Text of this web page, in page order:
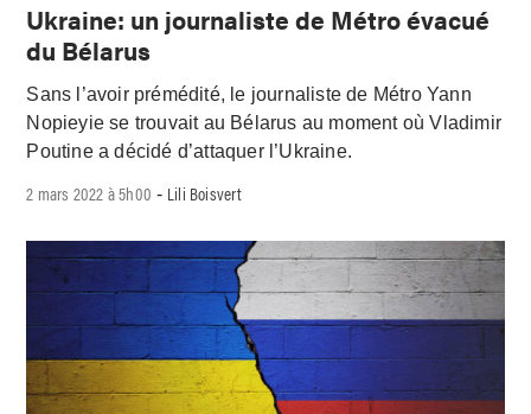
Ukraine: un journaliste de Métro évacué
du Bélarus
Sans l’avoir prémédité, le journaliste de Métro Yann
Nopieyie se trouvait au Bélarus au moment où Vladimir
Poutine a décidé d’attaquer l’Ukraine.
2 mars 2022 à 5h00 - Lili Boisvert